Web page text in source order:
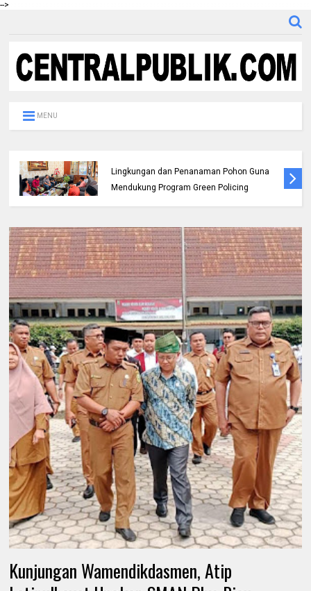
-->
MENU
Lingkungan dan Penanaman Pohon Guna
Mendukung Program Green Policing
Kunjungan Wamendikdasmen, Atip